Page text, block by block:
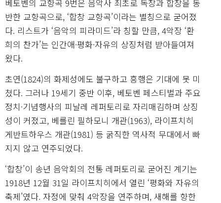
베토벤의 교향곡 9번은 음악사 최초로 독창과 합창을 동
반한 교향곡으로, ‘합창 교향곡’이라는 별칭으로 굳어졌
다. 리스트가 ‘음악의 피라미드’라 칭할 만큼, 4악장 ‘환
희의 찬가’는 인간애·평화·자유의 상징처럼 받아들여져
왔다.
초연(1824)의 화제성에도 불구하고 흥행은 기대에 못 미
쳤다. 그러나 19세기 중반 이후, 베토벤 페스티벌과 주요
정치·기념행사의 피날레 레퍼토리로 자리매김하며 상징
성이 커졌고, 베를린 필하모니 개관(1963), 라이프치히
게반트하우스 개관(1981) 등 굵직한 역사적 무대에서 빠
지지 않고 연주되었다.
‘합창’이 송년 음악회의 전통 레퍼토리로 굳어진 계기는
1918년 12월 31일 라이프치히에서 열린 ‘평화와 자유의
축제’였다. 자정에 맞춰 4악장을 연주하며, 새해를 향한